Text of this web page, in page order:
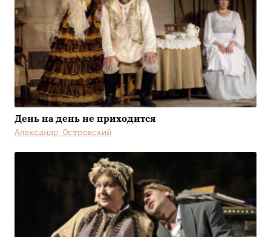
День на день не приходится
Александр Островский